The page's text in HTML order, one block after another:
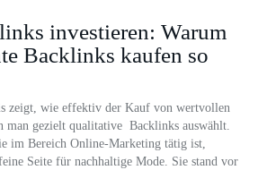
investieren: Warum
Backlinks kaufen so
zeigt, wie effektiv der Kauf von wertvollen
man gezielt qualitative Backlinks auswählt.
im Bereich Online-Marketing tätig ist,
Seite für nachhaltige Mode. Sie stand vor